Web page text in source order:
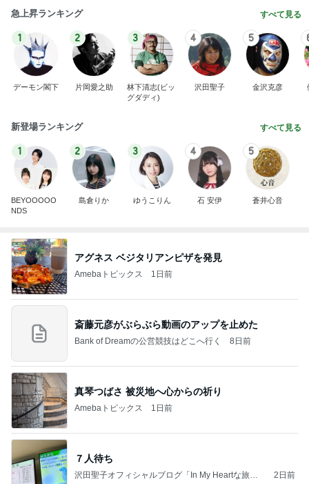
急上昇ランキング すべて見る
1
デーモン閣下
2
片岡愛之助
3
林下清志(ビッ
グダディ)
4
沢田聖子
5
金沢克彦
新登場ランキング すべて見る
1
BEYOOOOO
NDS
2
島倉りか
3
ゆうこりん
4
石 安伊
5
蒼井心音
アグネス ベジタリアンピザを発見
Amebaトピックス 1日前
斎藤元彦がぶらぶら動画のアップを止めた
Bank of Dreamの公営競技はどこへ行く 8日前
真琴つばさ 被災地へ心からの祈り
Amebaトピックス 1日前
７人待ち
沢田聖子オフィシャルブログ「In My Heartな旅日
2日前